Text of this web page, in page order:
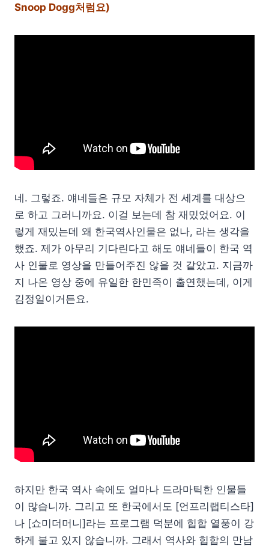
Snoop Dogg처럼요)
네. 그렇죠. 얘네들은 규모 자체가 전 세계를 대상으
로 하고 그러니까요. 이걸 보는데 참 재밌었어요. 이
렇게 재밌는데 왜 한국역사인물은 없나, 라는 생각을
했죠. 제가 아무리 기다린다고 해도 얘네들이 한국 역
사 인물로 영상을 만들어주진 않을 것 같았고. 지금까
지 나온 영상 중에 유일한 한민족이 출연했는데, 이게
김정일이거든요.
하지만 한국 역사 속에도 얼마나 드라마틱한 인물들
이 많습니까. 그리고 또 한국에서도 [언프리랩티스타]
나 [쇼미더머니]라는 프로그램 덕분에 힙합 열풍이 강
하게 불고 있지 않습니까. 그래서 역사와 힙합의 만남